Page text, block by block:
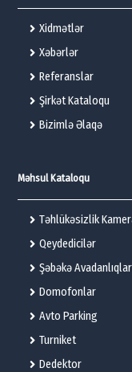
Xidmətlər
Xəbərlər
Referanslar
Şirkət Kataloqu
Bizimlə Əlaqə
Məhsul Kataloqu
Təhlükəsizlik
Qeydedicilər
Şəbəkə
Domofonlar
Avto Parking
Turniket
Dedektor